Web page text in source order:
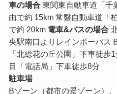
車の場合東関東自動車道「千
由で約 15km 常磐自動車道「
で約 20km 電車&バスの場合
央駅南口よりレインボーバス
「北総花の丘公園」下車徒歩
目「電話局」下車徒歩8分
駐車場
Bゾーン（都市の景ゾーン）